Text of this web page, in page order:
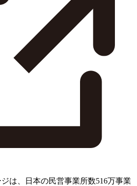
は、日本の民営事業所数516万事業